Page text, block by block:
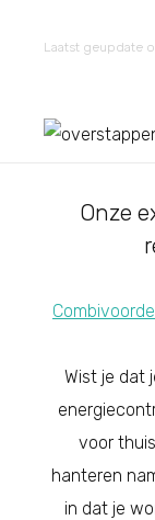
Laatst geupdate
Onze
Wist je dat
voor
hanteren
in dat je